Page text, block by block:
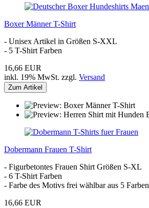
Boxer Männer T-Shirt
- Unisex Artikel in Größen S-XXL
- 5 T-Shirt Farben
16,66 EUR
inkl. 19% MwSt. zzgl. Versand
Zum Artikel
Dobermann Frauen T-Shirt
- Figurbetontes Frauen Shirt Größen S-XL
- 6 T-Shirt Farben
- Farbe des Motivs frei wählbar aus 5 Farben
16,66 EUR